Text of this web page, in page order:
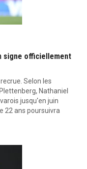
signe officiellement
Selon les
Nathaniel
jusqu'en juin
22 ans poursuivra